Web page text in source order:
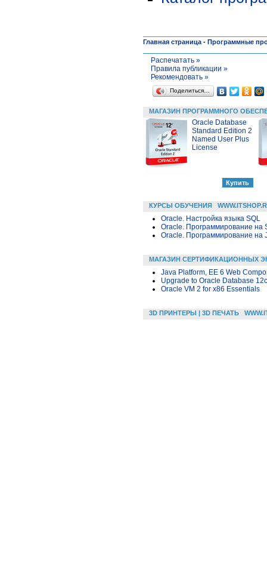
Главная страница - Программные
Распечатать »
Правила публикации »
Рекомендовать »
Поделиться…
МАГАЗИН ПРОГРАММНОГО
Oracle Database
Standard Edition 2
Named User Plus
License
КУРСЫ ОБУЧЕНИЯ
Oracle. Настройка языка SQL
Oracle. Программирование на
Oracle. Программирование на
МАГАЗИН СЕРТИФИКАЦИОННЫХ
Java Platform, EE 6 Web
Upgrade to Oracle Database 12c
Oracle VM 2 for x86 Essentials
3D ПРИНТЕРЫ | 3D ПЕЧАТЬ